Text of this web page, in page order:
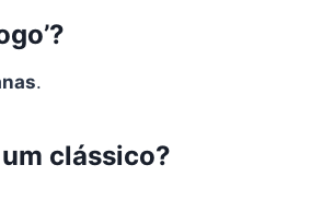
.
um clássico?